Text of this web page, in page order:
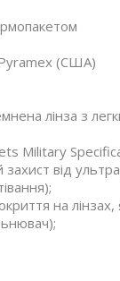
Pyramex (США)
лінза з
Military
від
на лінзах,